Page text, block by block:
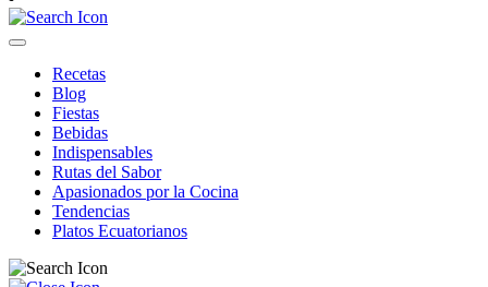
Recetas
Blog
Fiestas
Bebidas
Indispensables
Rutas del Sabor
Apasionados por la Cocina
Tendencias
Platos Ecuatorianos